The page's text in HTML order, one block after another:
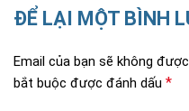
ĐỂ LẠI MỘT BÌNH
Email của bạn sẽ không
bắt buộc được đánh dấu *